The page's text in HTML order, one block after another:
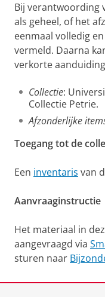
Bij verantwoording
als geheel, of het
eenmaal volledig
vermeld. Daarna
verkorte
Collectie:
Collectie Petrie.
Afzonderlijke
Toegang tot de
Een inventaris van
Aanvraaginstructie
Het materiaal in
aangevraagd via
sturen naar